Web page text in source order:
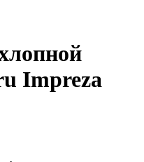
Impreza